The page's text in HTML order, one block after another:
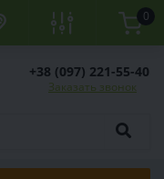
0
+38 (097) 221-55-40
Заказать звонок